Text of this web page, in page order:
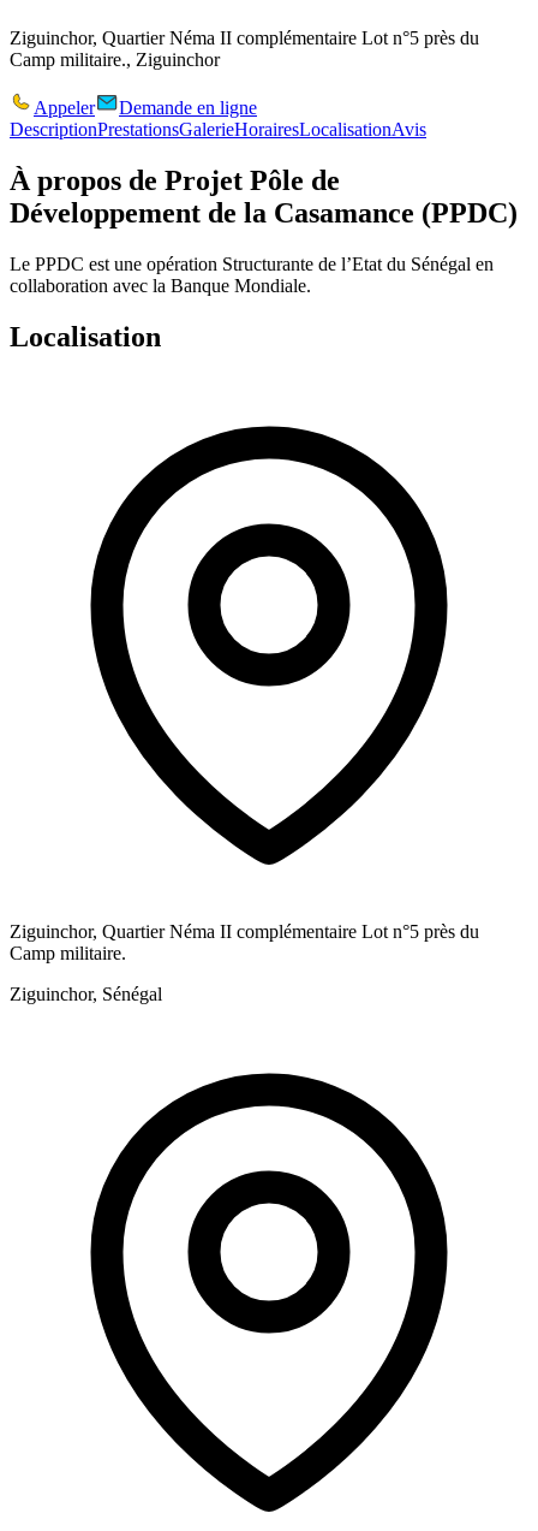
Ziguinchor, Quartier Néma II complémentaire Lot n°5 près du
Camp militaire., Ziguinchor
Appeler
Demande en ligne
DescriptionPrestationsGalerieHorairesLocalisationAvis
À propos de Projet Pôle de
Développement de la Casamance (PPDC)
Le PPDC est une opération Structurante de l’Etat du Sénégal en
collaboration avec la Banque Mondiale.
Localisation
Ziguinchor, Quartier Néma II complémentaire Lot n°5 près du
Camp militaire.
Ziguinchor, Sénégal